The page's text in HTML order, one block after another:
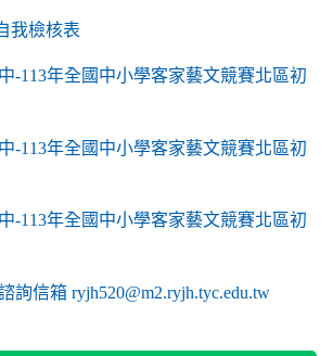
a/m2.ryjh.tyc.edu.tw/
我檢核表
a/m2.ryjh.tyc.edu.tw/ryjh011/
NoExamImitate_TL/
-113年全國中小學客家藝文競賽北區初
NoExamImitate_TL/
-113年全國中小學客家藝文競賽北區初
NoExamImitate_TL/
-113年全國中小學客家藝文競賽北區初
NoExamImitate_TL/
詢信箱 ryjh520@m2.ryjh.tyc.edu.tw